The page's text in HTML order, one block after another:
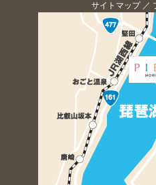
サイトマップ／